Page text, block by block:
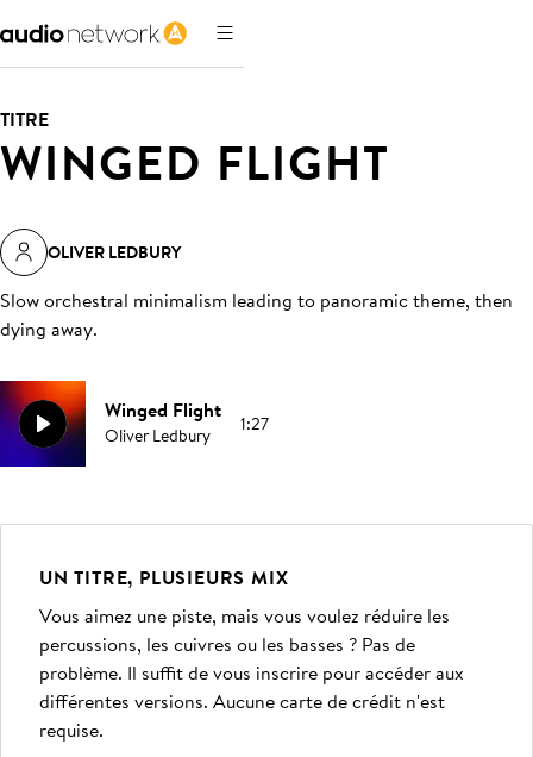
TITRE
WINGED FLIGHT
OLIVER LEDBURY
Slow orchestral minimalism leading to panoramic theme, then
dying away.
Winged Flight
Oliver Ledbury 1:27
UN TITRE, PLUSIEURS MIX
Vous aimez une piste, mais vous voulez réduire les
percussions, les cuivres ou les basses ? Pas de
problème. Il suffit de vous inscrire pour accéder aux
différentes versions. Aucune carte de crédit n'est
requise.